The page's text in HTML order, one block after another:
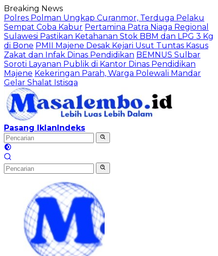
Langsung
ke
konten
Breaking News
Polres Polman Ungkap Curanmor, Terduga Pelaku
Sempat Coba Kabur Pertamina Patra Niaga Regional
Sulawesi Pastikan Ketahanan Stok BBM dan LPG 3 Kg
di Bone PMII Majene Desak Kejari Usut Tuntas Kasus
Zakat dan Infak Dinas Pendidikan BEMNUS Sulbar
Soroti Layanan Publik di Kantor Dinas Pendidikan
Majene Kekeringan Parah, Warga Polewali Mandar
Gelar Shalat Istisqa
Pasang IklanIndeks